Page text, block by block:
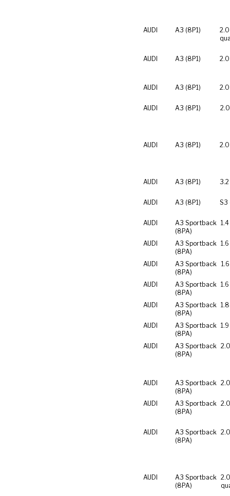
AUDI A3 (8P1)
2.0
AUDI A3 (8P1)
AUDI A3 (8P1)
AUDI A3 (8P1)
AUDI A3 (8P1)
AUDI A3 (8P1)
AUDI A3 (8P1) S3
AUDI
A3 Sportback
(8PA)
AUDI
A3 Sportback
(8PA)
1.6
AUDI
A3 Sportback
(8PA)
AUDI
A3 Sportback
(8PA)
AUDI
A3 Sportback
(8PA)
AUDI
A3 Sportback
(8PA)
AUDI
A3 Sportback
(8PA)
AUDI
A3 Sportback
(8PA)
AUDI
A3 Sportback
(8PA)
AUDI
A3 Sportback
(8PA)
AUDI
A3 Sportback
(8PA)